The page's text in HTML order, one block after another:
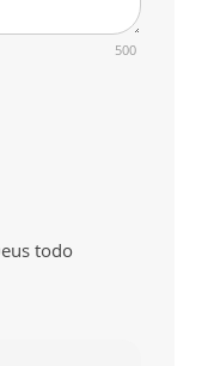
500
todo